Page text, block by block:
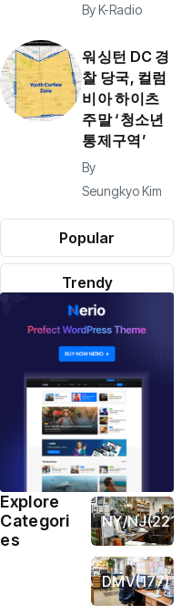
Popular
Trendy
ByK-Radio
워싱턴 DC 경
찰 당국, 컬럼
비아 하이츠
주말 ‘청소년
통제구역’
By
Seungkyo Kim
Explore
Categori
es
NY/NJ(221)
DMV(177)